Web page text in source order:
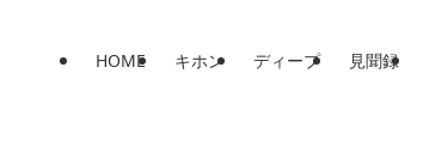
HOME キホン ディープ 見聞録